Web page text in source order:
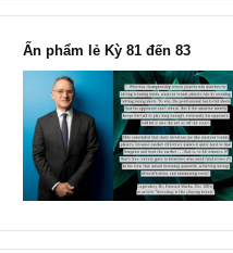
Ấn phẩm lẻ Kỳ 81 đến 83